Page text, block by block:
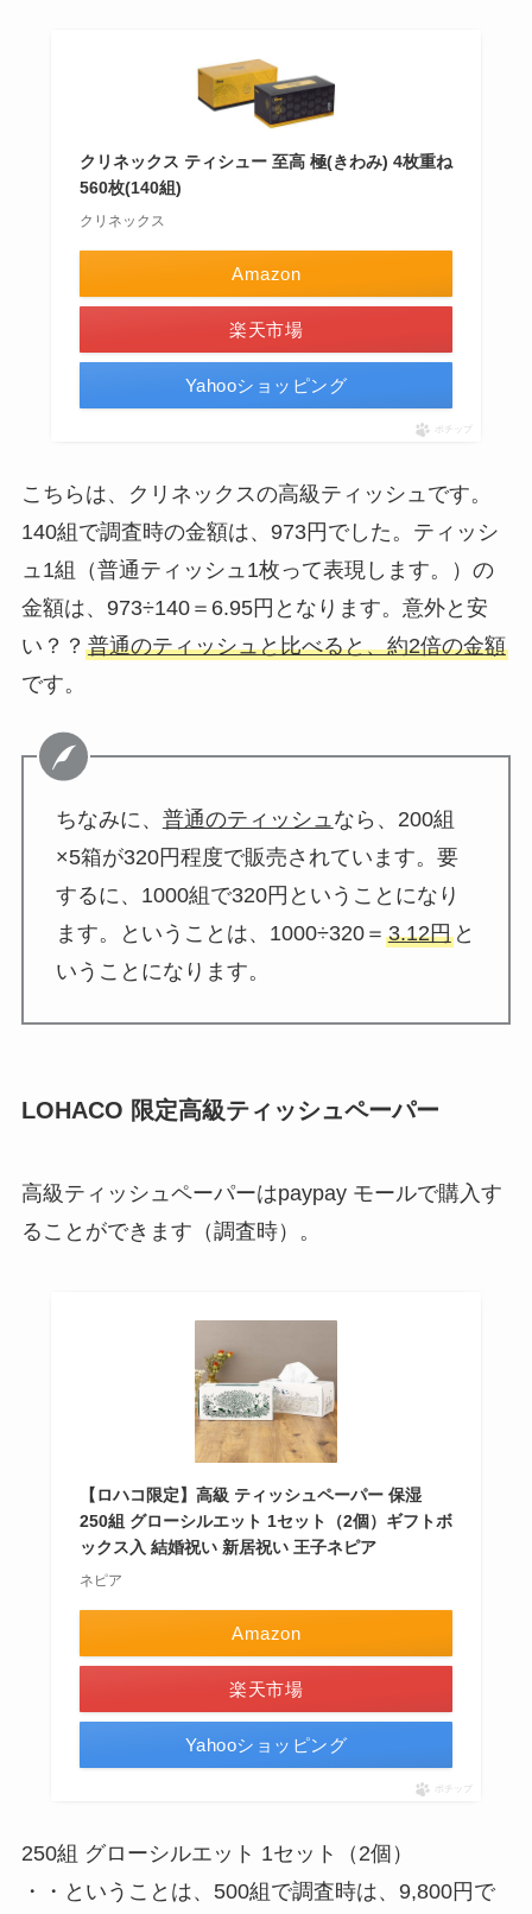
クリネックス ティシュー 至高 極(きわみ) 4枚重ね
560枚(140組)
クリネックス
Amazon
楽天市場
Yahooショッピング
ポチップ
こちらは、クリネックスの高級ティッシュです。
140組で調査時の金額は、973円でした。 ティッシ
ュ1組（普通ティッシュ1枚って表現します。）の
金額は、973÷140＝6.95円となります。意外と安
い？？ 普通のティッシュと比べると、約2倍の金額
です。
ちなみに、 普通のティッシュなら、200組
×5箱が320円程度で販売されています。要
するに、1000組で320円ということになり
ます。ということは、1000÷320＝ 3.12円と
いうことになります。
LOHACO 限定高級ティッシュペーパー
高級ティッシュペーパーはpaypay モールで購入す
ることができます（調査時）。
【ロハコ限定】高級 ティッシュペーパー 保湿
250組 グローシルエット 1セット（2個）ギフトボ
ックス入 結婚祝い 新居祝い 王子ネピア
ネピア
Amazon
楽天市場
Yahooショッピング
ポチップ
250組 グローシルエット 1セット（2個）
・・ということは、500組で調査時は、9,800円で